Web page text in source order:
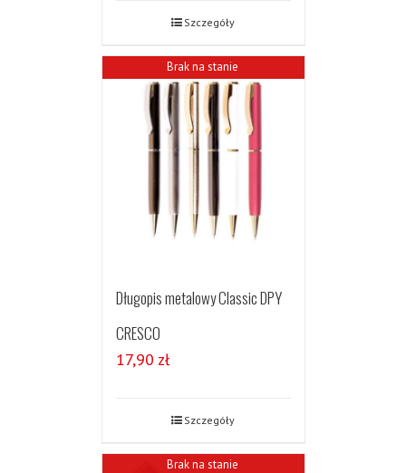
Szczegóły
Brak na stanie
Długopis metalowy Classic DPY
CRESCO
17,90 zł
Szczegóły
Brak na stanie